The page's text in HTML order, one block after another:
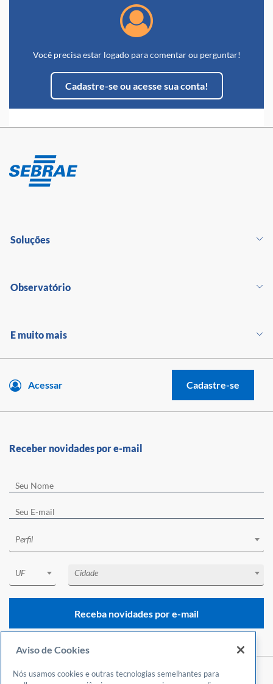
feedback em relação aos
nossos cursos e conteúdos.
Esperamos que tenha
aproveitado o conteúdo
a conhecer outras soluções
disponíveis. Esperamos
você!
Você precisa estar logado para comentar ou perguntar!
Cadastre-se ou acesse sua conta!
Soluções
Observatório
E muito mais
Acessar Cadastre-se
Central de Atendimento
Receber novidades por e-mail
Perfil
UF Cidade
Receba novidades por e-mail
Aviso de Cookies
Nós usamos cookies e outras tecnologias semelhantes para